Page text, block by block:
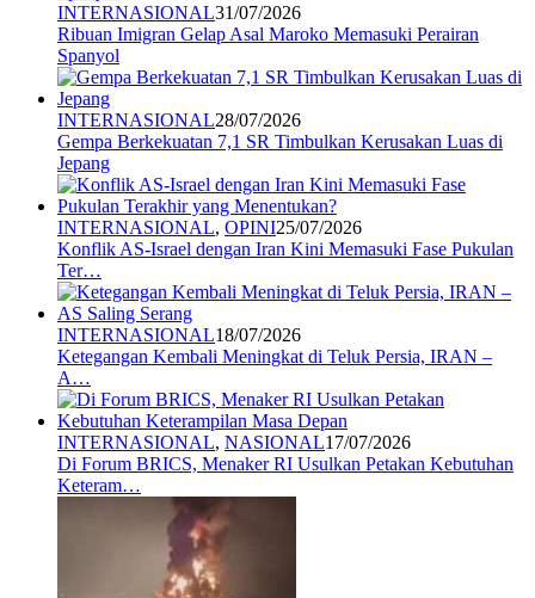
INTERNASIONAL31/07/2026
Ribuan Imigran Gelap Asal Maroko Memasuki Perairan
Spanyol
INTERNASIONAL28/07/2026
Gempa Berkekuatan 7,1 SR Timbulkan Kerusakan Luas di
Jepang
INTERNASIONAL, OPINI25/07/2026
Konflik AS-Israel dengan Iran Kini Memasuki Fase Pukulan
Ter…
INTERNASIONAL18/07/2026
Ketegangan Kembali Meningkat di Teluk Persia, IRAN –
A…
INTERNASIONAL, NASIONAL17/07/2026
Di Forum BRICS, Menaker RI Usulkan Petakan Kebutuhan
Keteram…